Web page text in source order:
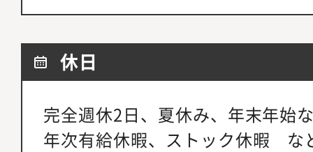
休日
完全週休2日、夏休み、年末年始
年次有給休暇、ストック休暇 な